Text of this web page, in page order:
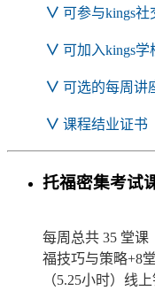
∨ 可参与kings
∨ 可加入kings学
∨ 可选的每周讲
∨ 课程结业证书
托福密集考试
每周总共 35 堂课
福技巧与策略+8
（5.25小时）线